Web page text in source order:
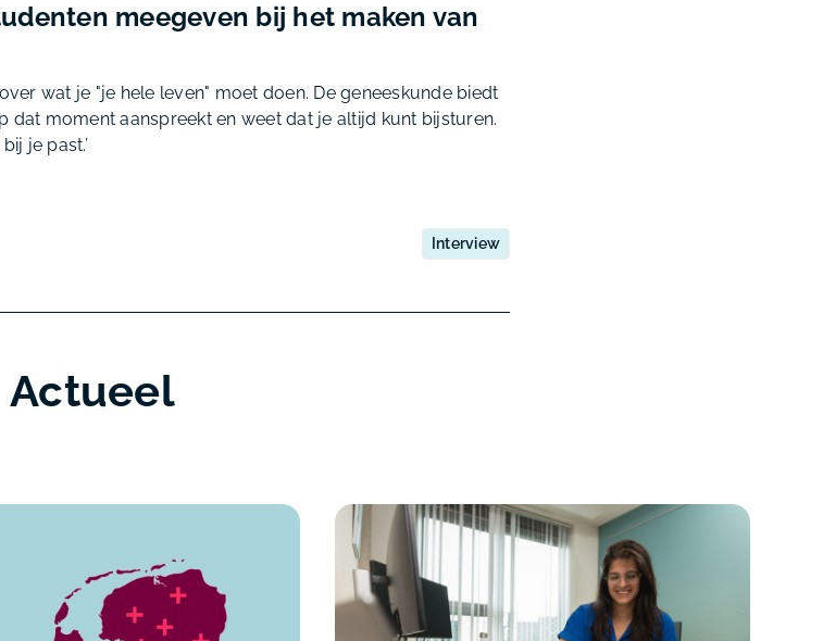
meegeven bij het maken van
wat je "je hele leven" moet doen. De geneeskunde biedt
dat moment aanspreekt en weet dat je altijd kunt bijsturen.
je past.’
Interview
Actueel